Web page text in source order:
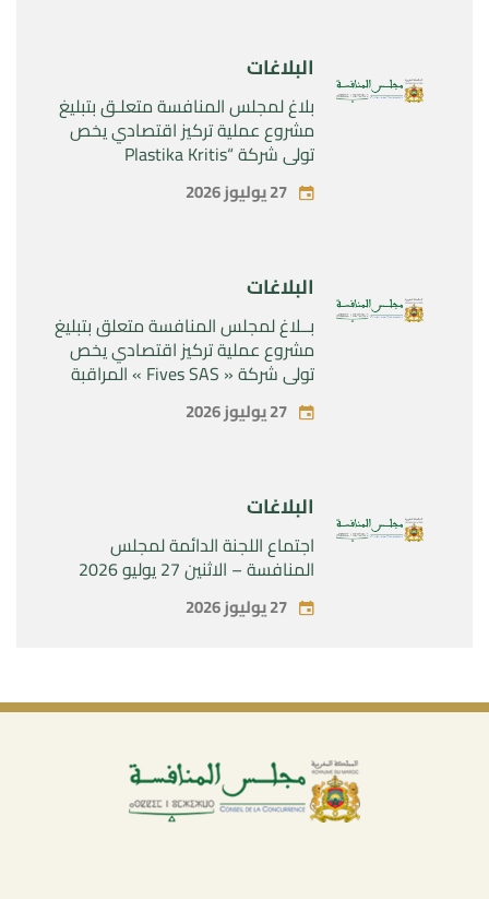
البلاغات
بلاغ لمجلس المنافسة متعلـق بتبليغ
مشروع عملية تركيز اقتصادي يخص
تولي شركة “Plastika Kritis
SA”المراقبة الحصرية لشركة
“Naturplas Industrial SARL” 27 يوليوز 2026
البلاغات
بــلاغ لمجلس المنافسة متعلق بتبليغ
مشروع عملية تركيز اقتصادي يخص
تولي شركة « Fives SAS » المراقبة
SAS »27 يوليوز 2026
البلاغات
اجتماع اللجنة الدائمة لمجلس
المنافسة – الاثنين 27 يوليو 2026
27 يوليوز 2026